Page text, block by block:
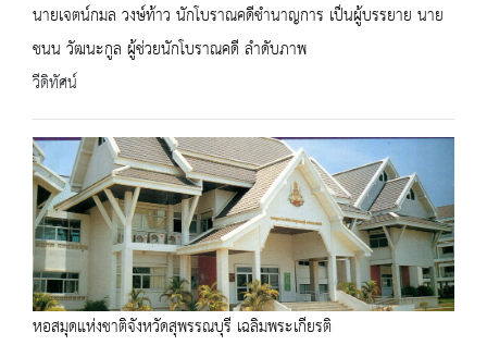
นายเจตน์กมล วงษ์ท้าว นักโบราณคดีชำนาญการ เป็นผู้บรรยาย นาย
ชนน วัฒนะกูล ผู้ช่วยนักโบราณคดี ลำดับภาพ
วีดิทัศน์
หอสมุดแห่งชาติจังหวัดสุพรรณบุรี เฉลิมพระเกียรติ